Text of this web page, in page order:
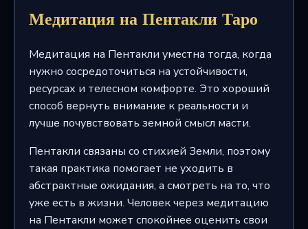
Медитация на Пентакли Таро
Медитация на Пентакли уместна тогда, когда
нужно сосредоточиться на устойчивости,
ресурсах и телесном комфорте. Это хороший
способ вернуть внимание к реальности и
лучше почувствовать земной смысл масти.
Пентакли связаны со стихией Земли, поэтому
такая практика помогает не уходить в
абстрактные ожидания, а смотреть на то, что
уже есть в жизни. Человек через медитацию
на Пентакли может спокойнее оценить свои